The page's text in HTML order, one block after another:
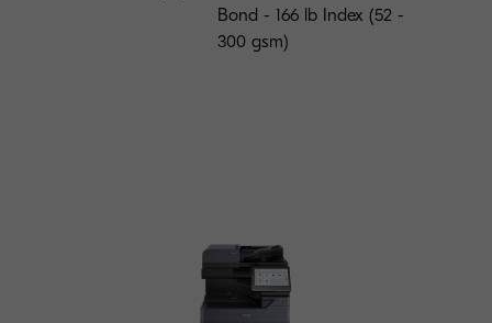
Bond - 166 lb Index (52 -
300 gsm)